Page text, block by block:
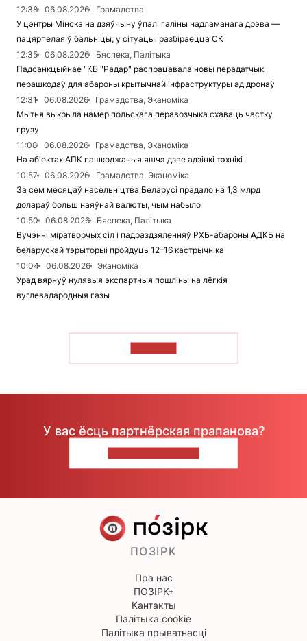
12:38
06.08.2026
Грамадства
У цэнтры Мінска на дзяўчыну ўпалі галіны надламанага дрэва —
пацярпелая ў бальніцы, у сітуацыі разбіраецца СК
12:35
06.08.2026
Бяспека, Палітыка
Падсанкцыйнае "КБ "Радар" распрацавала новы перадатчык
перашкодаў для абароны крытычнай інфраструктуры ад дронаў
12:31
06.08.2026
Грамадства, Эканоміка
Мытня выкрыла намер польскага перавозчыка схаваць частку
грузу
11:08
06.08.2026
Грамадства, Эканоміка
На аб'ектах АПК пашкоджаныя яшчэ дзве адзінкі тэхнікі
10:57
06.08.2026
Грамадства, Эканоміка
За сем месяцаў насельніцтва Беларусі прадало на 1,3 млрд
долараў больш наяўнай валюты, чым набыло
10:50
06.08.2026
Бяспека, Палітыка
Вучэнні міратворчых сіл і падраздзяленняў РХБ-абароны АДКБ на
беларускай тэрыторыі пройдуць 12–16 кастрычніка
10:04
06.08.2026
Эканоміка
Урад вярнуў нулявыя экспартныя пошліны на лёгкія
вуглевадародныя газы
У вас ёсць партнёрская прапанова?
ПОЗІРК
Пра нас
ПОЗІРК+
Кантакты
Палітыка cookie
Палітыка прыватнасці